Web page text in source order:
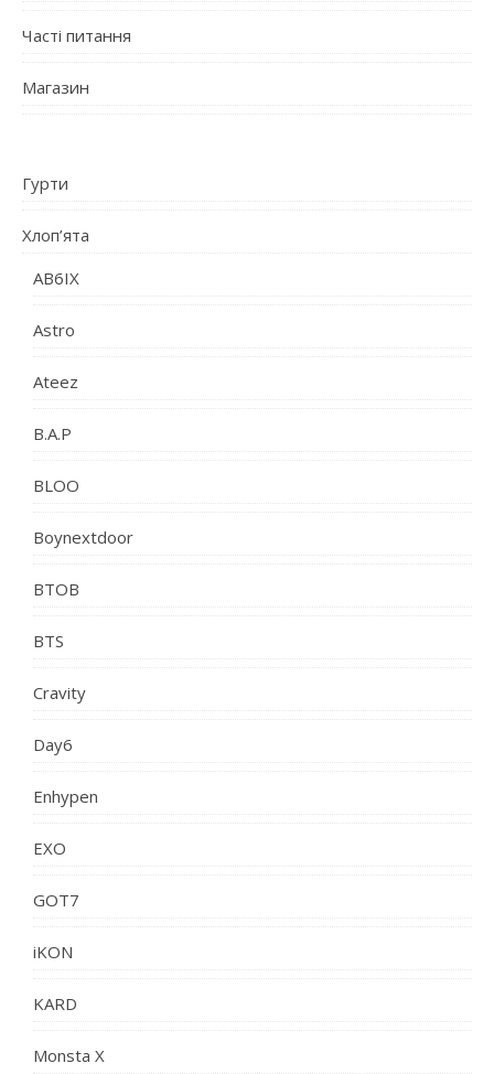
Часті питання
Магазин
Гурти
Хлоп’ята
AB6IX
Astro
Ateez
B.A.P
BLOO
Boynextdoor
BTOB
BTS
Cravity
Day6
Enhypen
EXO
GOT7
iKON
KARD
Monsta X